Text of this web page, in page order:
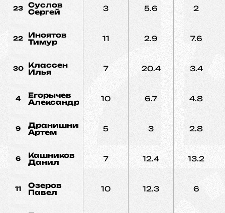
23
Суслов
Сергей
3 5.6 2
22
Иноятов
Тимур
11 2.9 7.6
30
Классен
Илья
7 20.4 3.4
4
Егорычев
Александр
10 6.7 4.8
9
Дранишников
Артем
5 3 2.8
6
Кашников
Данил
7 12.4 13.2
11
Озеров
Павел
10 12.3 6